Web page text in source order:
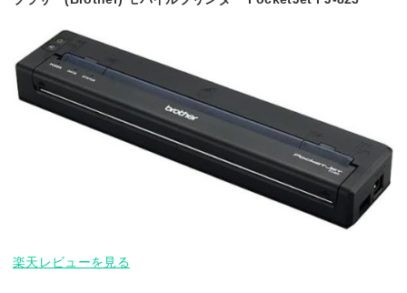
楽天レビューを見る